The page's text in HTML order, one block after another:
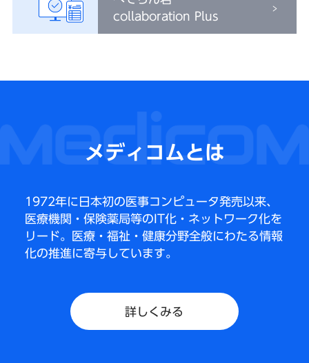
collaboration Plus
メディコムとは
1972年に日本初の医事コンピュータ発売以来、
医療機関・保険薬局等のIT化・ネットワーク化を
リード。
医療・福祉・健康分野全般にわたる情報
化の推進に寄与しています。
詳しくみる